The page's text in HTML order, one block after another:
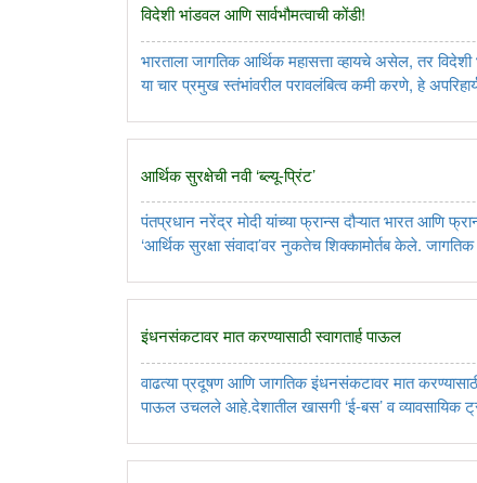
विदेशी भांडवल आणि सार्वभौमत्वाची कोंडी!
भारताला जागतिक आर्थिक महासत्ता व्हायचे असेल, तर
या चार प्रमुख स्तंभांवरील परावलंबित्व कमी करणे, हे
आर्थिक सुरक्षेची नवी ‌‘ब्ल्यू-प्रिंट‌’
पंतप्रधान नरेंद्र मोदी यांच्या फ्रान्स दौऱ्यात भारत आणि
‌‘आर्थिक सुरक्षा संवादा‌’वर नुकतेच शिक्कामोर्तब केले.
इंधनसंकटावर मात करण्यासाठी स्वागतार्ह पाऊल
वाढत्या प्रदूषण आणि जागतिक इंधनसंकटावर मात
पाऊल उचलले आहे.देशातील खासगी ‘ई-बस’ व व्यावसायिक